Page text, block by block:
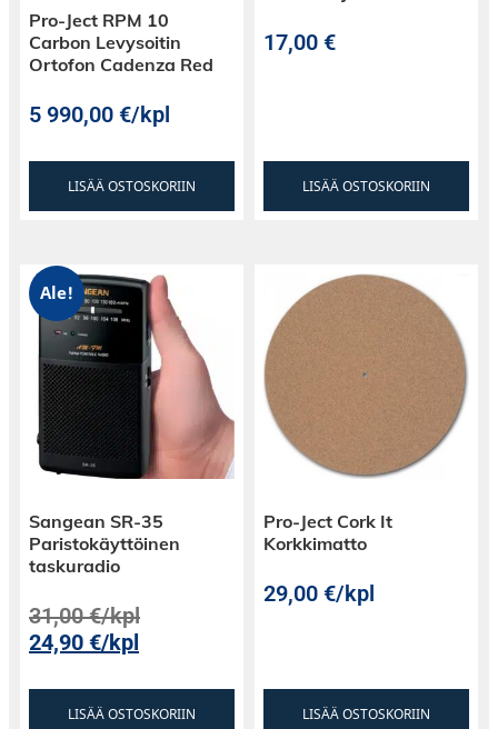
Pro-Ject RPM 10
Carbon Levysoitin
Ortofon Cadenza Red
5 990,00€/kpl
LISÄÄ OSTOSKORIIN
17,00€
LISÄÄ OSTOSKORIIN
Ale!
Sangean SR-35
Paristokäyttöinen
taskuradio
31,00€/kpl
24,90€/kpl
LISÄÄ OSTOSKORIIN
Pro-Ject Cork It
Korkkimatto
29,00€/kpl
LISÄÄ OSTOSKORIIN